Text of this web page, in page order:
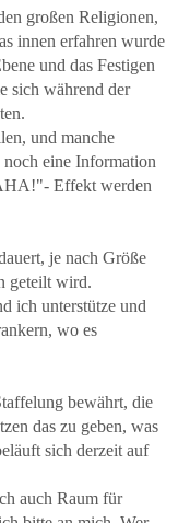
großen Religionen,
innen erfahren wurde
und das Festigen
sich während der
und manche
eine Information
Effekt werden
je nach Größe
geteilt wird.
ich unterstütze und
wo es
bewährt, die
das zu geben, was
sich derzeit auf
auch Raum für